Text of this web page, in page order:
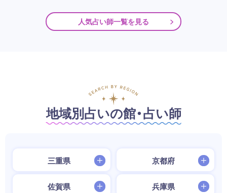
人気占い師一覧を見る
地域別占いの館・占い師
三重県 京都府
佐賀県 兵庫県